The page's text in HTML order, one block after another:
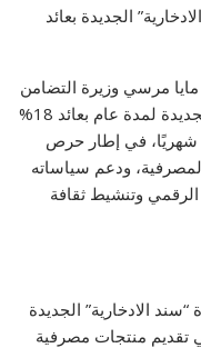
الجديدة بعائد
مايا مرسي وزيرة التضامن
الاجتماعي، طرح شهادة “سند الادخارية” الجديدة لمدة عام بعائد 18%
الصرف شهريًا، في إطار حرص
ودعم سياساته
الرقمي وتنشيط ثقافة
الادخارية” الجديدة
تقديم منتجات مصرفية